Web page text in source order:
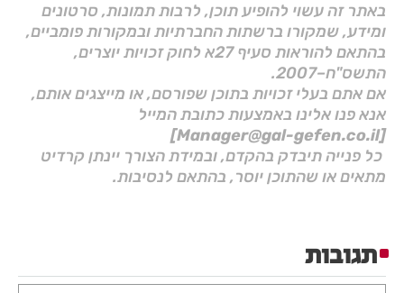
באתר זה עשוי להופיע תוכן, לרבות תמונות, סרטונים
ומידע, שמקורו ברשתות החברתיות ובמקורות פומביים,
בהתאם להוראות סעיף 27א לחוק זכויות יוצרים,
התשס"ח–2007.
אם אתם בעלי זכויות בתוכן שפורסם, או מייצגים אותם,
אנא פנו אלינו באמצעות כתובת המייל
[Manager@gal-gefen.co.il]
כל פנייה תיבדק בהקדם, ובמידת הצורך יינתן קרדיט
מתאים או שהתוכן יוסר, בהתאם לנסיבות.
תגובות